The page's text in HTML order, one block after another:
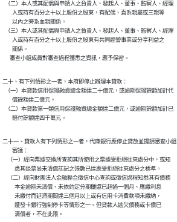
  （二）本人或其配偶與申請人之負責人、發起人、董事、監察人、經理
        人或持有百分之十以上股份之股東，有配偶、直系親屬或三親等
        以內之旁系血親關係。
  （三）本人或其配偶與申請人之負責人、發起人、董事、監察人、經理
        人或持有百分之十以上股份之股東有共同經營事業或分享利益之
        關係。
      審查小組成員對審查過程獲悉之資訊，應予保密。
二十、有下列情形之一者，本府即停止辦理本貸款：
  （一）本貸款信用保證融資總金額達二十億元，或逾期保證餘額加計代
        償餘額達二億元。
  （二）本貸款第一類信用保證融資總金額達二億元，或逾期餘額加計已
        賠付餘額達四千萬元。
二十一、貸款人有下列情形之一者，代庫銀行應停止貸放並提請審查小組
        審議：
    （一）經向票據交換所查詢其所使用之票據受拒絕往來處分中，或知
          悉其退票尚未清償註記之張數已達應受拒絕往來處分之標準。
    （二）經向財團法人金融聯合徵信中心查詢或徵信過程知悉其有債務
          本金逾期未清償、未依約定分期攤還已超過一個月、應繳利息
          未繳付而延滯期間達三個月以上或有信用卡消費款項未繳納，
          遭發卡銀行強制停卡等情形之一。但貸款人逾欠債務或卡債已
          清償者，不在此限。